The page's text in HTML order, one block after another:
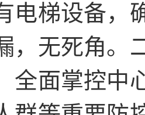
电梯设备，
，无死角。
全面掌控中